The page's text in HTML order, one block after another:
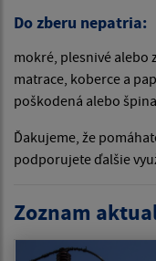
Do zberu nepatria:
mokré, plesnivé alebo
matrace, koberce a
poškodená alebo
Ďakujeme, že
podporujete ďalšie
Zoznam